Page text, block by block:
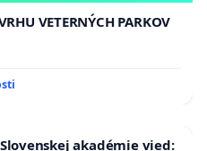
VETERNÝCH PARKOV
akadémie vied: